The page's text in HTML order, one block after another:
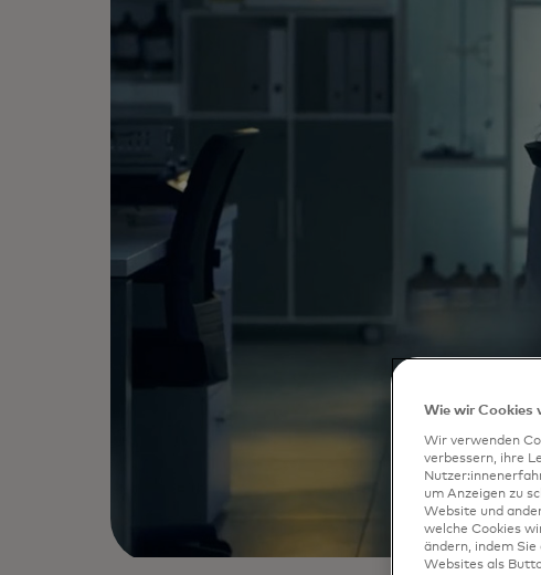
Wie wir Cookies
Wir verwenden
verbessern, ihre
um Anzeigen zu
Website und
welche Cookies
ändern, indem
Websites als